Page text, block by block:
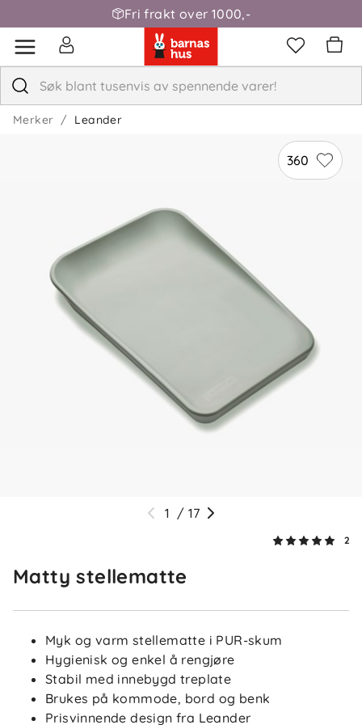
Fri frakt over 1000,-
Merker Leander
360
1 / 17
2
Matty stellematte
Myk og varm stellematte i PUR-skum
Hygienisk og enkel å rengjøre
Stabil med innebygd treplate
Brukes på kommode, bord og benk
Prisvinnende design fra Leander